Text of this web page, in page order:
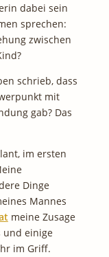
dabei sein
sprechen:
zwischen
schrieb, dass
mit
gab? Das
im ersten
Dinge
Mannes
meine Zusage
und einige
im Griff.